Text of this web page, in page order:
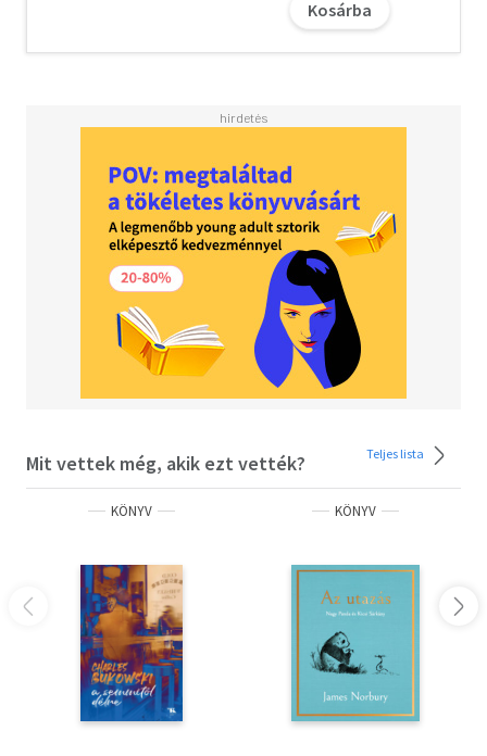
igazgatója Részlet "Egy jó forgatókönyv szerzője képes
látásmóddal és saját világgal kell bírni hozzá. Ám annak
lassan rájöttem, hogy csak áltatom magam. Jó
forgatókönyvet írni nem egyszerű dolog: sok idő és
magányos óra (valamint narratív ravaszság) kell hozzá, és
egy kicsit kíméletlennek is kell lennünk önmagunkhoz.
Mindez azonban még nem elegendő ahhoz, hogy egy jó
forgatókönyvből jó regény szülessen. Senki sem olyan
ostoba, hogy azt higgye, egy jó forgatókönyv jó regényhez
is vezet, még kevésbé egy nagy regényhez. Mégis jogos
emberi törekvés, amely mellett ki kell állni; ehhez
azonban nagyon fontos szempont, hogy ne szeressünk
bele a saját munkánkba."
Kosárba
Mit vettek még, akik ezt vették? Teljes lista
KÖNYV KÖNYV